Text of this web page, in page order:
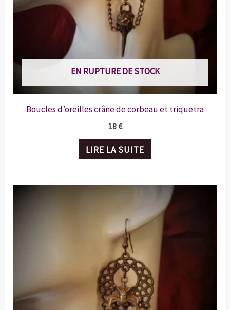
EN RUPTURE DE STOCK
Boucles d’oreilles crâne de corbeau et triquetra
18€
LIRE LA SUITE